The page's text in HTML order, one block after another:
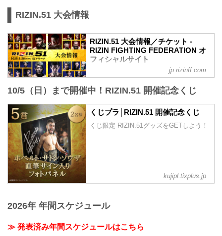
RIZIN.51 大会情報
RIZIN.51 大会情報／チケット -
RIZIN FIGHTING FEDERATION オ
フィシャルサイト
A席、ステージサイドS席の2券種の追加
8/21（木）更新
S席完売いたしました。
8/18（月）更新
11:00開場（予定）／13:00開始（予定）
- YouTube
RIZIN.51 大会概要
2025年9月28日（日）11:00開場／13:00開
jp.rizinff.com
10/5（日）まで開催中！RIZIN.51 開催記念くじ
くじプラ│RIZIN.51 開催記念くじ
くじ限定 RIZIN.51グッズをGETしよう！
kujipl.tixplus.jp
2026年 年間スケジュール
≫ 発表済み年間スケジュールはこちら